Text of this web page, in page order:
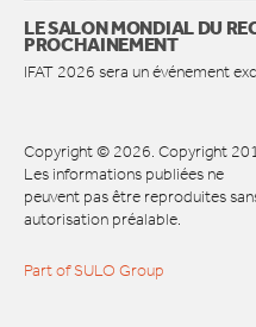
LE SALON MONDIAL DU
PROCHAINEMENT
IFAT 2026 sera un événement
Copyright © 2026. Copyright
Les informations publiées ne
peuvent pas être reproduites
autorisation préalable.
Part of SULO Group